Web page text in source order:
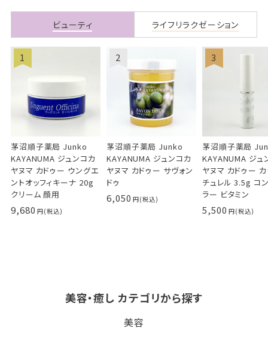
ビューティ ライフリラクゼーション
茅沼順子薬局 Junko
KAYANUMA ジュンコカ
ヤヌマ カドゥー ウングエ
ントオッフィキーナ 20g
クリーム 顔用
9,680
茅沼順子薬局 Junko
KAYANUMA ジュンコカ
ヤヌマ カドゥー サヴォン
ドゥ
6,050
茅沼順子薬局
KAYANUMA ジュ
ヤヌマ カドゥー
チュレル 3.5g コ
ラー ビタミン
5,500
LPLP（ルプルプ） エッ
センスカラートリートメン
美容・癒し カテゴリから探す
美容